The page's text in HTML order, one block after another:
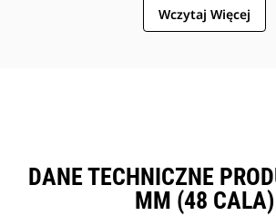
Wczytaj Więcej
DANE TECHNICZNE
MM (48 CALA)